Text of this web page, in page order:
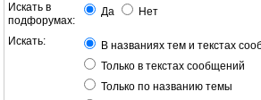
Искать в
подфорумах:
Да Нет
Искать:
В названиях тем и текстах
Только в текстах сообщений
Только по названию темы